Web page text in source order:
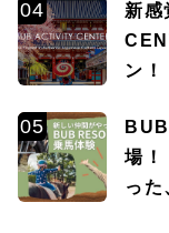
新
ン！
場！ BUBクルーたくわんの想いが詰ま
った